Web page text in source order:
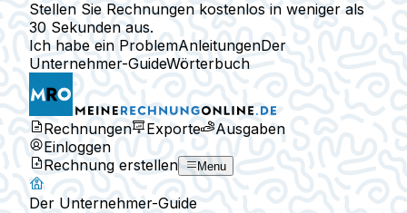
Stellen Sie Rechnungen kostenlos in weniger als
30 Sekunden aus.
Ich habe ein ProblemAnleitungenDer
Unternehmer-GuideWörterbuch
Rechnungen Exporte
Ausgaben
Einloggen
Rechnung erstellen
Menu
Der Unternehmer-Guide